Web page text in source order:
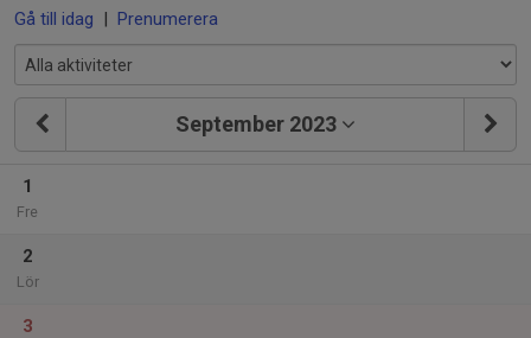
Gå till idag | Prenumerera
September 2023
1
Fre
2
Lör
3